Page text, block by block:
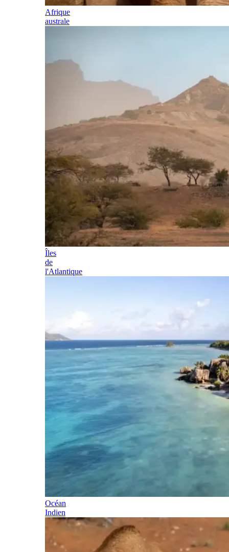
Afrique
australe
Îles
de
l'Atlantique
Océan
Indien